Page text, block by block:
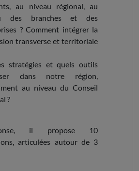
au niveau régional, au
des branches et des
? Comment intégrer la
transverse et territoriale
stratégies et quels outils
dans notre région,
au niveau du Conseil
?
il propose 10
articulées autour de 3